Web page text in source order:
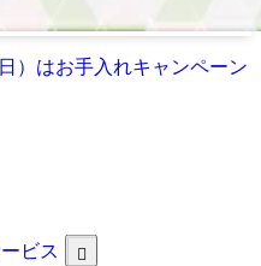
）はお手入れキャンペーン
ビス